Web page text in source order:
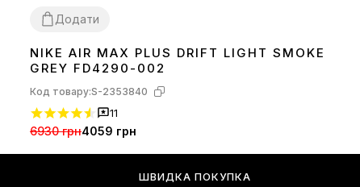
Додати
4142 4344 45
NIKE AIR MAX PLUS DRIFT LIGHT SMOKE
GREY FD4290-002
Код товару:S-2353840
11
6930 грн4059 грн
ШВИДКА ПОКУПКА